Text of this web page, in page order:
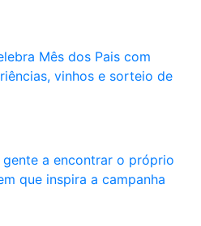
Mês dos Pais com
vinhos e sorteio de
gente a encontrar o próprio
que inspira a campanha